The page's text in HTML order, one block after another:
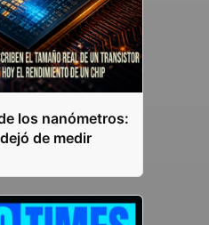
los nanómetros:
de medir